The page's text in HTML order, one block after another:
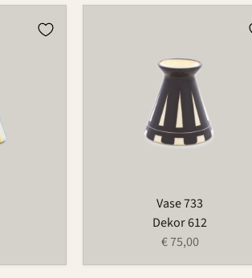
Vase 733
Dekor 612
€ 75,00